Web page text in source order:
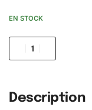
EN STOCK
Description